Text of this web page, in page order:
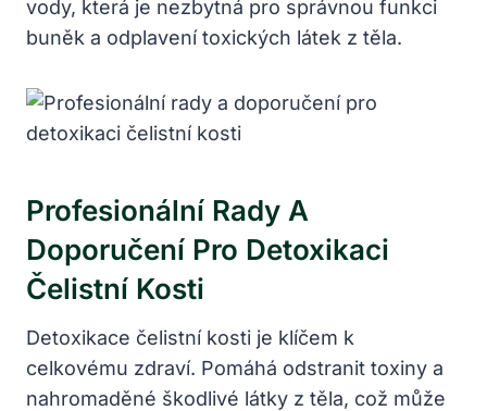
vody, která je nezbytná pro správnou funkci
buněk a odplavení toxických látek z těla.
Profesionální Rady A
Doporučení Pro Detoxikaci
Čelistní Kosti
Detoxikace čelistní kosti je klíčem k
celkovému zdraví. Pomáhá odstranit toxiny a
nahromaděné škodlivé látky z těla, což může